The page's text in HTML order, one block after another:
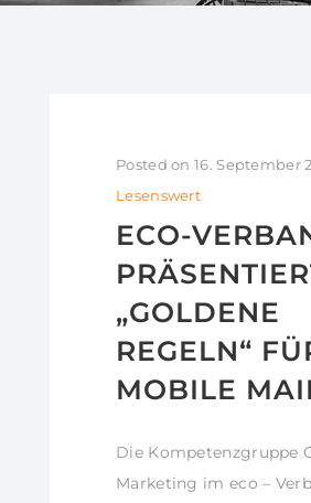
Posted on 16. September
Lesenswert
ECO-
„GOLDENE
REGELN“
MOBILE
Die Kompetenzgruppe
Marketing im eco –